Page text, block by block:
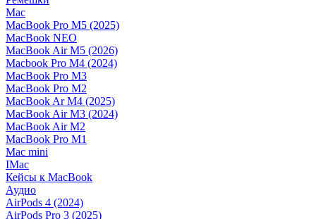
Mac
MacBook Pro M5 (2025)
MacBook NEO
MacBook Air M5 (2026)
Macbook Pro M4 (2024)
MacBook Pro M3
MacBook Pro M2
MacBook Ar M4 (2025)
MacBook Air M3 (2024)
MacBook Air M2
MacBook Pro M1
Mac mini
IMac
Кейсы к MacBook
Аудио
AirPods 4 (2024)
AirPods Pro 3 (2025)